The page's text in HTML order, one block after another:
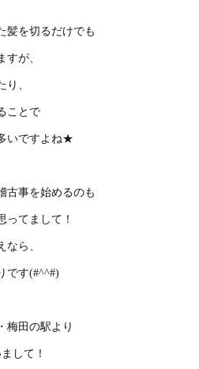
髪を切るだけでも
が、
、
ことで
いですよね★
古事を始めるのも
ってまして！
ら、
です(#^^#)
梅田の駅より
して！